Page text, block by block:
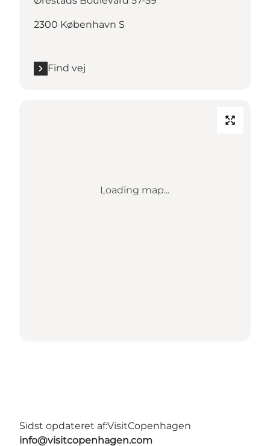
2300 København S
Find vej
Loading map...
Sidst opdateret af:VisitCopenhagen
info@visitcopenhagen.com